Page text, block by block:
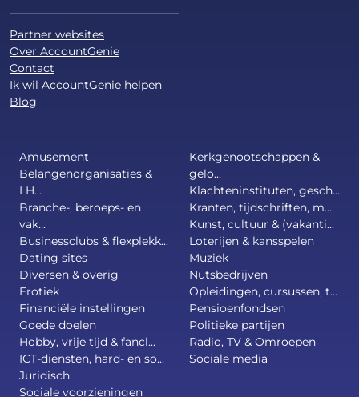
Partner websites
Over AccountGenie
Contact
Ik wil AccountGenie helpen
Blog
Amusement
Belangenorganisaties &
LH...
Branche-, beroeps- en
vak...
Businessclubs & flexplekk...
Dating sites
Diversen & overig
Erotiek
Financiële instellingen
Goede doelen
Hobby, vrije tijd & fancl...
ICT-diensten, hard- en so...
Juridisch
Kerkgenootschappen &
gelo...
Klachteninstituten, gesch...
Kranten, tijdschriften, m...
Kunst, cultuur & (vakanti...
Loterijen & kansspelen
Muziek
Nutsbedrijven
Opleidingen, cursussen, t...
Pensioenfondsen
Politieke partijen
Radio, TV & Omroepen
Sociale media
Sociale voorzieningen